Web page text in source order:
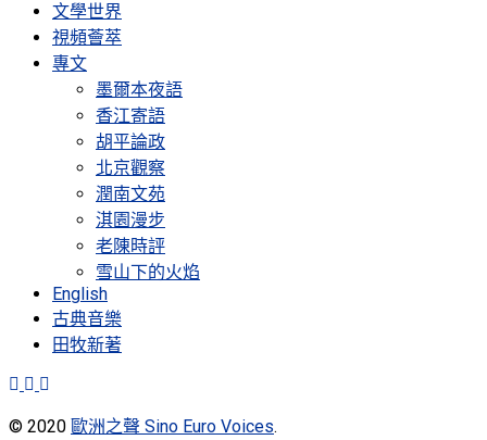
文學世界
視頻薈萃
專文
墨爾本夜語
香江寄語
胡平論政
北京觀察
潤南文苑
淇園漫步
老陳時評
雪山下的火焰
English
古典音樂
田牧新著
© 2020 歐洲之聲 Sino Euro Voices.